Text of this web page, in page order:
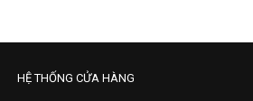
HỆ THỐNG CỬA HÀNG